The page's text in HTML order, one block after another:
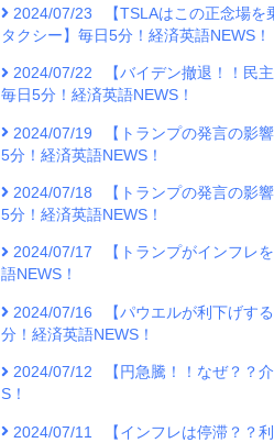
2024/07/23
【TSLAはこの正念場
タクシー】毎日5分！経済英語NEWS！
2024/07/22
【バイデン撤退！！民
毎日5分！経済英語NEWS！
2024/07/19
【トランプの発言の影
5分！経済英語NEWS！
2024/07/18
【トランプの発言の影
5分！経済英語NEWS！
2024/07/17
【トランプがインフレ
語NEWS！
2024/07/16
【パウエルが利下げす
分！経済英語NEWS！
2024/07/12
【円急騰！！なぜ？？
S！
2024/07/11
【インフレは停滞？？